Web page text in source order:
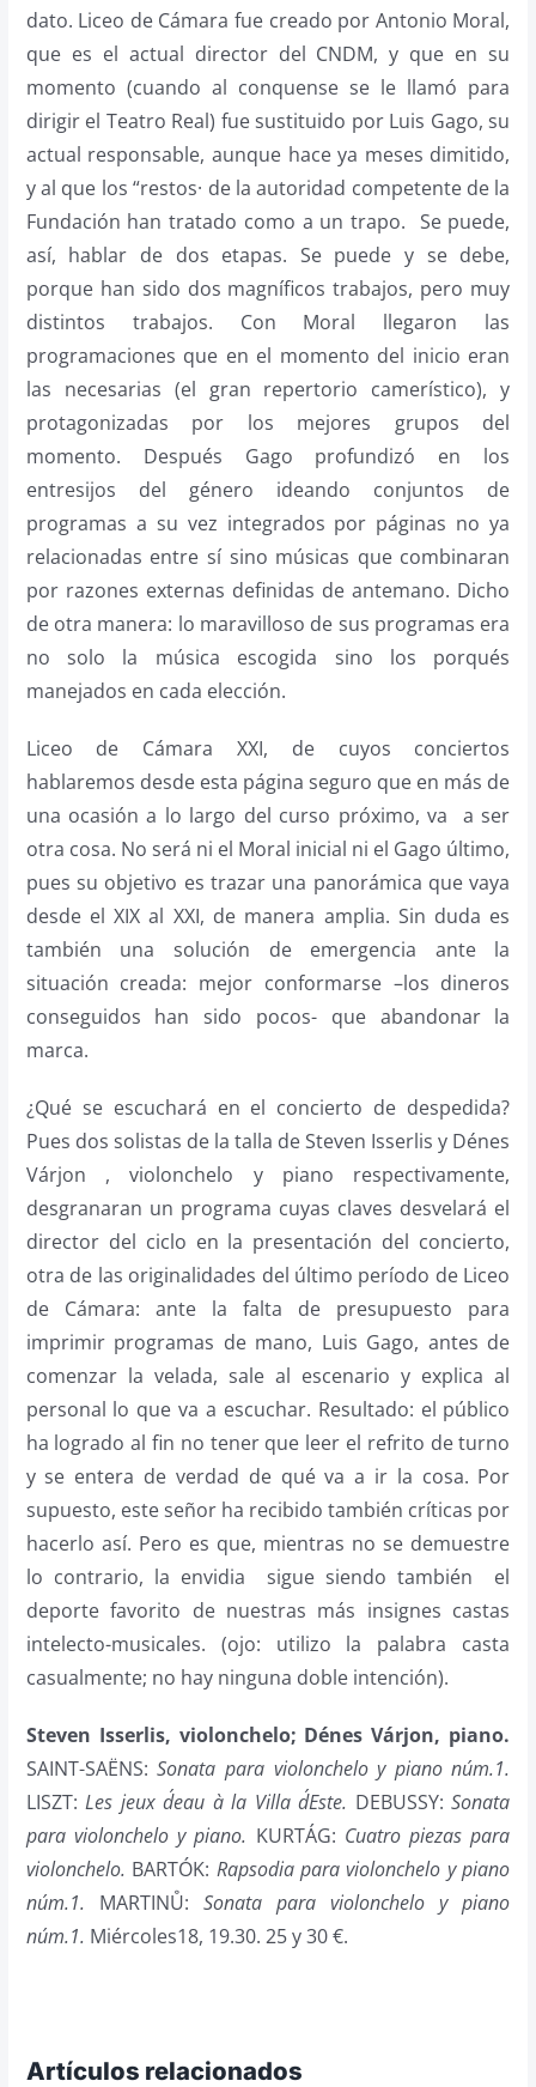
dato. Liceo de Cámara fue creado por Antonio Moral,
que es el actual director del CNDM, y que en su
momento (cuando al conquense se le llamó para
dirigir el Teatro Real) fue sustituido por Luis Gago, su
actual responsable, aunque hace ya meses dimitido,
y al que los “restos· de la autoridad competente de la
Fundación han tratado como a un trapo. Se puede,
así, hablar de dos etapas. Se puede y se debe,
porque han sido dos magníficos trabajos, pero muy
distintos trabajos. Con Moral llegaron las
programaciones que en el momento del inicio eran
las necesarias (el gran repertorio camerístico), y
protagonizadas por los mejores grupos del
momento. Después Gago profundizó en los
entresijos del género ideando conjuntos de
programas a su vez integrados por páginas no ya
relacionadas entre sí sino músicas que combinaran
por razones externas definidas de antemano. Dicho
de otra manera: lo maravilloso de sus programas era
no solo la música escogida sino los porqués
manejados en cada elección.
Liceo de Cámara XXI, de cuyos conciertos
hablaremos desde esta página seguro que en más de
una ocasión a lo largo del curso próximo, va a ser
otra cosa. No será ni el Moral inicial ni el Gago último,
pues su objetivo es trazar una panorámica que vaya
desde el XIX al XXI, de manera amplia. Sin duda es
también una solución de emergencia ante la
situación creada: mejor conformarse –los dineros
conseguidos han sido pocos- que abandonar la
marca.
¿Qué se escuchará en el concierto de despedida?
Pues dos solistas de la talla de Steven Isserlis y Dénes
Várjon , violonchelo y piano respectivamente,
desgranaran un programa cuyas claves desvelará el
director del ciclo en la presentación del concierto,
otra de las originalidades del último período de Liceo
de Cámara: ante la falta de presupuesto para
imprimir programas de mano, Luis Gago, antes de
comenzar la velada, sale al escenario y explica al
personal lo que va a escuchar. Resultado: el público
ha logrado al fin no tener que leer el refrito de turno
y se entera de verdad de qué va a ir la cosa. Por
supuesto, este señor ha recibido también críticas por
hacerlo así. Pero es que, mientras no se demuestre
lo contrario, la envidia sigue siendo también el
deporte favorito de nuestras más insignes castas
intelecto-musicales. (ojo: utilizo la palabra casta
casualmente; no hay ninguna doble intención).
Steven Isserlis, violonchelo; Dénes Várjon, piano.
SAINT-SAËNS:Sonata para violonchelo y piano núm.1.
LISZT:Les jeux d´eau à la Villa d´Este. DEBUSSY:Sonata
para violonchelo y piano. KURTÁG: Cuatro piezas para
violonchelo. BARTÓK: Rapsodia para violonchelo y piano
núm.1. MARTINŮ: Sonata para violonchelo y piano
núm.1. Miércoles18, 19.30. 25 y 30 €.
Artículos relacionados